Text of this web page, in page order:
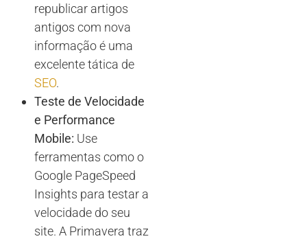
republicar artigos
antigos com nova
informação é uma
excelente tática de
SEO.
Teste de Velocidade
e Performance
Mobile: Use
ferramentas como o
Google PageSpeed
Insights para testar a
velocidade do seu
site. A Primavera traz